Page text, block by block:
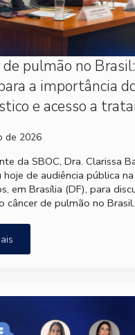
de pulmão no
a importância
e acesso a
de 2026
da SBOC, Dra. Clarissa
de audiência pública
em Brasília (DF), para
câncer de pulmão no Brasil.